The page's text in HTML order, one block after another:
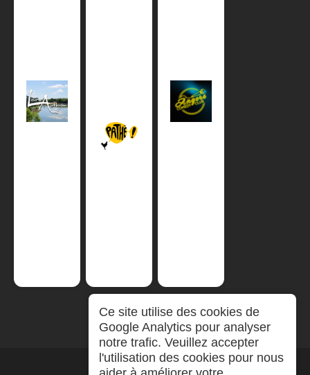
Ce site utilise des cookies de
Google Analytics pour analyser
notre trafic. Veuillez accepter
l'utilisation des cookies pour nous